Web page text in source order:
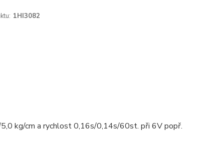
1HI3082
kg/cm a rychlost 0,16s/0,14s/60st. při 6V popř.